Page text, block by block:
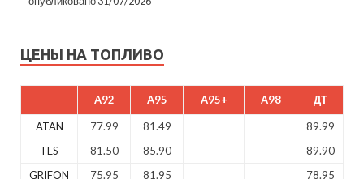
ЦЕНЫ НА ТОПЛИВО
A92 A95 A95+ A98 ДТ
ATAN 77.99 81.49
89.99
TES
81.50 85.90
89.90
GRIFON
75.95 81.95 78.95